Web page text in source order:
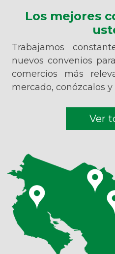
Los mejores
Trabajamos
nuevos convenios
comercios más
mercado, conózcalos y
Ver